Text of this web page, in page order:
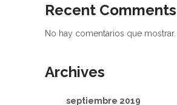
Recent Comments
No hay comentarios que mostrar.
Archives
septiembre 2019